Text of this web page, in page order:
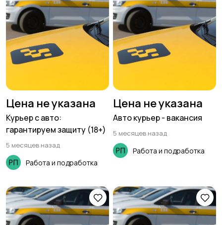
Цена не указана
Курьер с авто:
гарантируем защиту (18+)
5 месяцев назад
Работа и подработка
Цена не указана
Авто курьер - вакансия
5 месяцев назад
Работа и подработка